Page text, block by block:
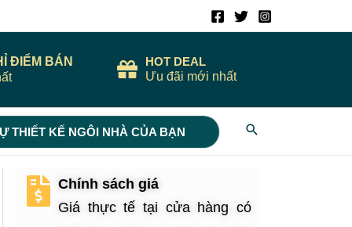
ĐIỂM BÁN
HOT DEAL
Ưu đãi mới nhất
THIẾT KẾ NGÔI NHÀ CỦA BẠN Search
Chính sách giá
Giá thực tế tại cửa hàng có